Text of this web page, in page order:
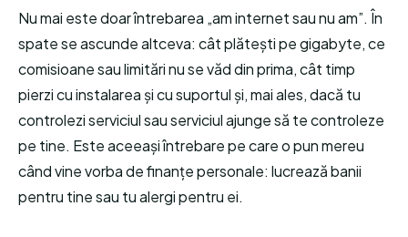
Nu mai este doar întrebarea „am internet sau nu am”. În
spate se ascunde altceva: cât plătești pe gigabyte, ce
comisioane sau limitări nu se văd din prima, cât timp
pierzi cu instalarea și cu suportul și, mai ales, dacă tu
controlezi serviciul sau serviciul ajunge să te controleze
pe tine. Este aceeași întrebare pe care o pun mereu
când vine vorba de finanțe personale: lucrează banii
pentru tine sau tu alergi pentru ei.